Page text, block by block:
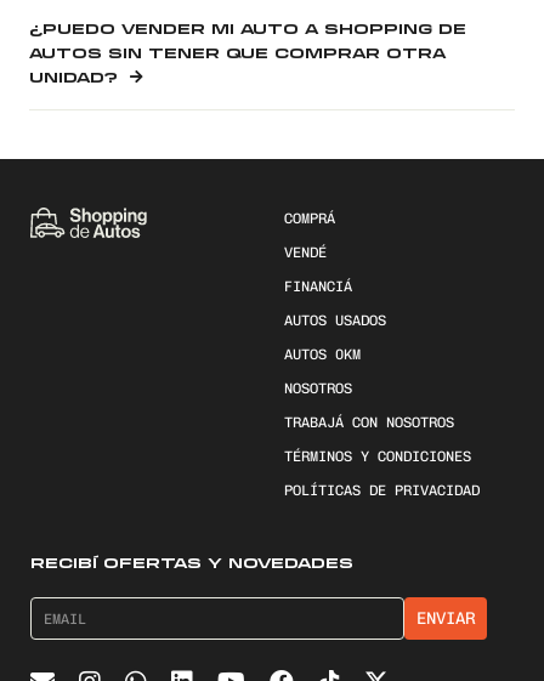
¿PUEDO VENDER MI AUTO A SHOPPING DE
AUTOS SIN TENER QUE COMPRAR OTRA
UNIDAD?
COMPRÁ
VENDÉ
FINANCIÁ
AUTOS USADOS
AUTOS 0KM
NOSOTROS
TRABAJÁ CON NOSOTROS
TÉRMINOS Y CONDICIONES
POLÍTICAS DE PRIVACIDAD
RECIBÍ OFERTAS Y NOVEDADES